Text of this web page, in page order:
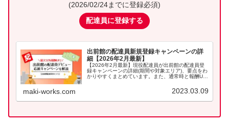
(2026/02/24ま でに登録必須)
配達員に登録する
出前館の配達員新規登録キャンペーンの詳
細【2026年2月最新】
【2026年2月最新】現役配達員が出前館の配達員登
録キャンペーンの詳細(期間や対象エリア)、要点をわ
かりやすくまとめています。また、通常時と報酬UP
maki-works.com 2023.03.09